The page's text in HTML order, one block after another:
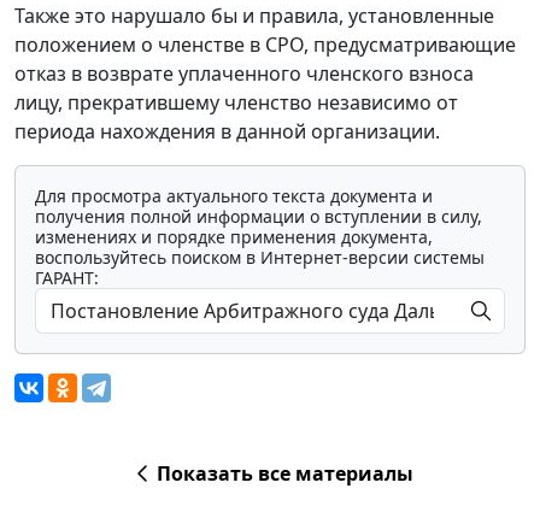
Также это нарушало бы и правила, установленные
положением о членстве в СРО, предусматривающие
отказ в возврате уплаченного членского взноса
лицу, прекратившему членство независимо от
периода нахождения в данной организации.
Для просмотра актуального текста документа и
получения полной информации о вступлении в силу,
изменениях и порядке применения документа,
воспользуйтесь поиском в Интернет-версии системы
ГАРАНТ:
Показать все материалы